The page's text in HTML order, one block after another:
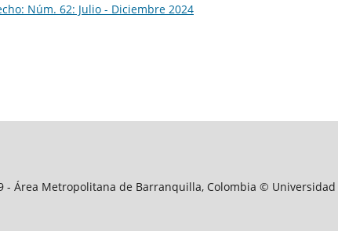
Núm. 62: Julio - Diciembre 2024
- Área Metropolitana de Barranquilla, Colombia ©